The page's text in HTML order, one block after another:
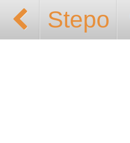
Stepo